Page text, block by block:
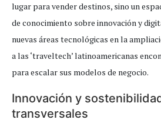
lugar para vender destinos, sino un
de conocimiento sobre innovación y
nuevas áreas tecnológicas en la
a las ‘traveltech’ latinoamericanas
para escalar sus modelos de negocio.
Innovación y
transversales